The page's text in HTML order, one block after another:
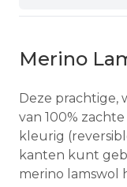
Merino
Deze prachtige,
van 100%
kleurig
kanten kunt
merino lamswol